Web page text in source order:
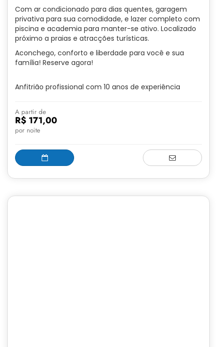
Com ar condicionado para dias quentes, garagem
privativa para sua comodidade, e lazer completo com
piscina e academia para manter-se ativo. Localizado
próximo a praias e atracções turísticas.
Aconchego, conforto e liberdade para você e sua
família! Reserve agora!
Anfitrião profissional com 10 anos de experiência
A partir de
R$ 171,00
por noite